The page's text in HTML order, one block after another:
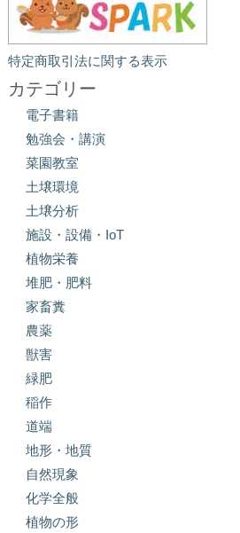
特定商取引法に関する表示
カテゴリー
電子書籍
勉強会・講演
菜園教室
土壌環境
土壌分析
施設・設備・IoT
植物栄養
堆肥・肥料
家畜糞
農薬
獣害
緑肥
稲作
道端
地形・地質
自然現象
化学全般
植物の形